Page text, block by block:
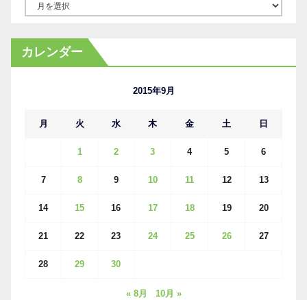
カ
イ
カレンダー
2015年9月
月 火 水 木 金 土 日
1 2 3 4 5 6
7 8 9 10 11 12 13
14 15 16 17 18 19 20
21 22 23 24 25 26 27
28 29 30
« 8月 10月 »